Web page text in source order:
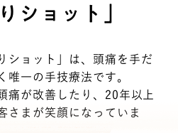
ショット」
ショット」は、頭痛を手だ
唯一の手技療法です。
痛が改善したり、20年以上
さまが笑顔になっていま